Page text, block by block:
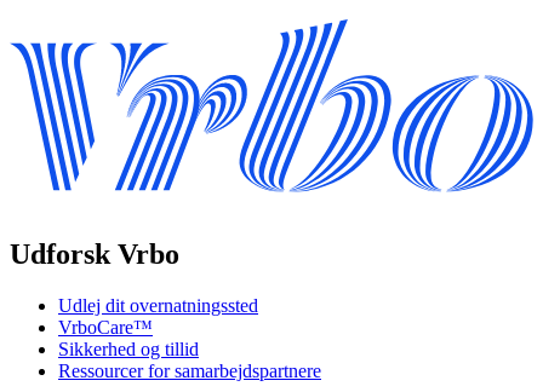
Udforsk Vrbo
Udlej dit overnatningssted
VrboCare™
Sikkerhed og tillid
Ressourcer for samarbejdspartnere